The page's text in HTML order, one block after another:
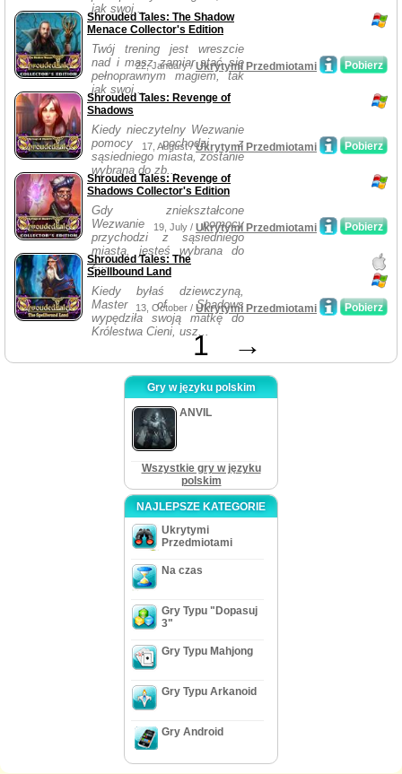
jak swoj...
Shrouded Tales: The Shadow
Menace Collector's Edition
Twój trening jest wreszcie
nad i masz zamiar stać się
pełnoprawnym magiem, tak
jak swoj...
Pobierz
22, January /Ukrytymi Przedmiotami
Shrouded Tales: Revenge of
Shadows
Kiedy nieczytelny Wezwanie
pomocy pochodzi z
sąsiedniego miasta, zostanie
wybrana do zb...
Pobierz
17, August /Ukrytymi Przedmiotami
Shrouded Tales: Revenge of
Shadows Collector's Edition
Gdy zniekształcone
Wezwanie pomocy
przychodzi z sąsiedniego
miasta, jesteś wybrana do
z...
Pobierz
19, July / Ukrytymi Przedmiotami
Shrouded Tales: The
Spellbound Land
Kiedy byłaś dziewczyną,
Master of Shadows
wypędziła swoją matkę do
Królestwa Cieni, usz...
Pobierz
13, October / Ukrytymi Przedmiotami
1 →
Gry w języku polskim
ANVIL
Wszystkie gry w języku
polskim
NAJLEPSZE KATEGORIE
Ukrytymi
Przedmiotami
Na czas
Gry Typu "Dopasuj
3"
Gry Typu Mahjong
Gry Typu Arkanoid
Gry Android